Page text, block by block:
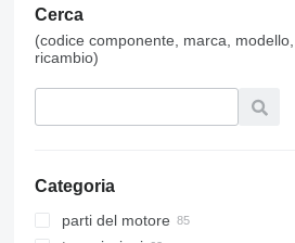
Cerca
(codice componente, marca, modello,
ricambio)
Categoria
parti del motore